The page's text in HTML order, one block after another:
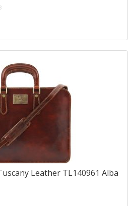
Leather TL140961 Alba